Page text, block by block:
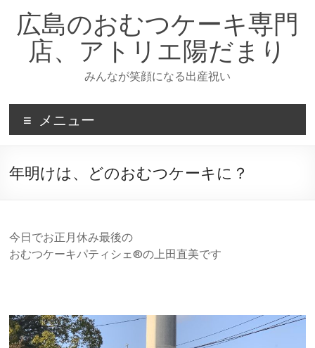
キ
プ
広島のおむつケーキ専門
店、アトリエ陽だまり
みんなが笑顔になる出産祝い
メニュー
年明けは、どのおむつケーキに？
今日でお正月休み最後の
おむつケーキパティシェ®︎の上田直美です